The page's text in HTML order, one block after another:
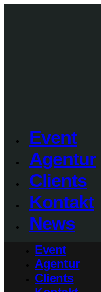
Event
Agentur
Clients
Kontakt
News
Event
Agentur
Clients